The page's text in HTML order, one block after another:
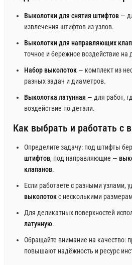
Выколотки для снятия штифтов—
извлечения штифтов из узлов.
Выколотки для направляющих
точное и бережное воздействие на
Набор выколоток— комплект из
разных задач и диаметров.
Выколотка латунная — для работ,
воздействие по детали.
Как выбрать и работать с
Определите задачу: под штифты
штифтов, под направляющие —
клапанов.
Если работаете с разными узлами,
выколотокс несколькими
Для деликатных поверхностей
латунную.
Обращайте внимание на качество:
повышают надёжность и ресурс